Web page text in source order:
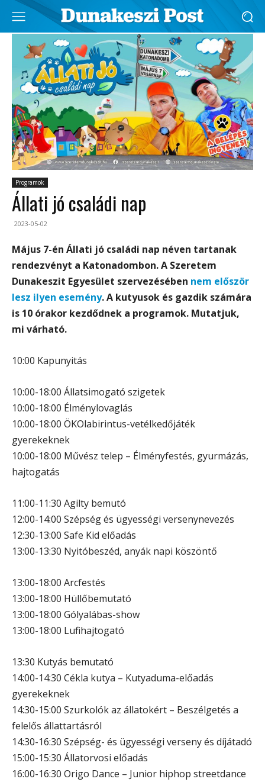
Programok
Állati jó családi nap
2023-05-02
Május 7-én Állati jó családi nap néven tartanak
rendezvényt a Katonadombon. A Szeretem
Dunakeszit Egyesület szervezésében nem először
lesz ilyen esemény. A kutyusok és gazdik számára
is 10 órakor kezdődnek a programok. Mutatjuk,
mi várható.
10:00 Kapunyitás
10:00-18:00 Állatsimogató szigetek
10:00-18:00 Élménylovaglás
10:00-18:00 ÖKOlabirintus-vetélkedőjáték
gyerekeknek
10:00-18:00 Művész telep – Élményfestés, gyurmázás,
hajtogatás
11:00-11:30 Agilty bemutó
12:00-14:00 Szépség és ügyességi versenynevezés
12:30-13:00 Safe Kid előadás
13:00-13:30 Nyitóbeszéd, anyák napi köszöntő
13:00-18:00 Arcfestés
13:00-18:00 Hüllőbemutató
13:00-18:00 Gólyalábas-show
13:00-18:00 Lufihajtogató
13:30 Kutyás bemutató
14:00-14:30 Cékla kutya – Kutyaduma-előadás
gyerekeknek
14:30-15:00 Szurkolók az állatokért – Beszélgetés a
felelős állattartásról
14:30-16:30 Szépség- és ügyességi verseny és díjátadó
15:00-15:30 Állatorvosi előadás
16:00-16:30 Origo Dance – Junior hiphop streetdance